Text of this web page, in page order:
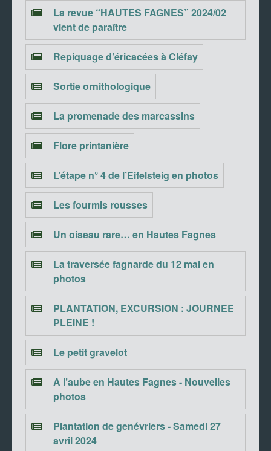
La revue “HAUTES FAGNES” 2024/02
vient de paraître
Repiquage d’éricacées à Cléfay
Sortie ornithologique
La promenade des marcassins
Flore printanière
L’étape n° 4 de l’Eifelsteig en photos
Les fourmis rousses
Un oiseau rare… en Hautes Fagnes
La traversée fagnarde du 12 mai en
photos
PLANTATION, EXCURSION : JOURNEE
PLEINE !
Le petit gravelot
A l’aube en Hautes Fagnes - Nouvelles
photos
Plantation de genévriers - Samedi 27
avril 2024